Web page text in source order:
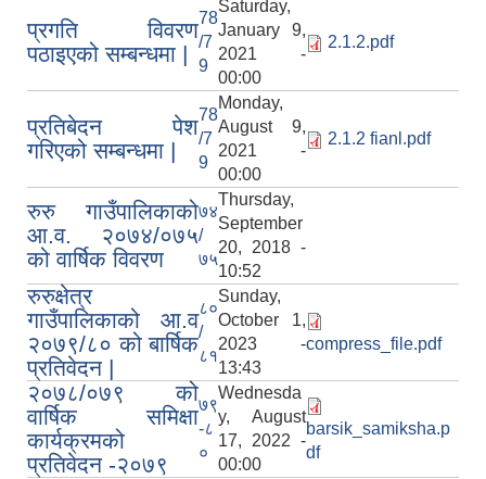
प्रगति विवरण
पठाइएको सम्बन्धमा |
78
/7
9
Saturday,
January 9,
2021 -
00:00
2.1.2.pdf
प्रतिबेदन पेश
गरिएको सम्बन्धमा |
78
/7
9
Monday,
August 9,
2021 -
00:00
2.1.2 fianl.pdf
रुरु गाउँपालिकाको
आ.व. २०७४/०७५
को वार्षिक विवरण
७४
/
७५
Thursday,
September
20, 2018 -
10:52
रुरुक्षेत्र
गाउँपालिकाको आ.व
२०७९/८० को बार्षिक
प्रतिवेदन |
८०
/
८१
Sunday,
October 1,
2023 -
13:43
compress_file.pdf
२०७८/०७९ को
वार्षिक समिक्षा
कार्यक्रमको
प्रतिवेदन -२०७९
७९
-८
०
Wednesda
y, August
17, 2022 -
00:00
barsik_samiksha.p
df